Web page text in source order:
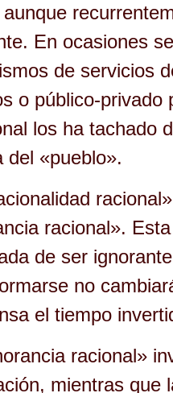
En ocasiones
de servicios
o público-privado
los ha tachado
del «pueblo».
racional».
de ser
no
el tiempo
racional»
mientras que